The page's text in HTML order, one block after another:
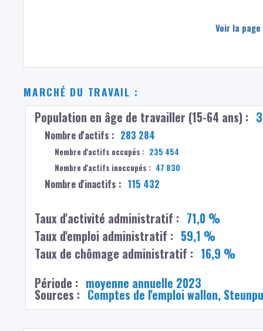
Voir la
MARCHÉ DU TRAVAIL :
Population en âge de travailler (15-64 ans) :
Nombre d'actifs : 283 284
Nombre d'actifs occupés : 235 454
Nombre d'actifs inoccupés : 47 830
Nombre d'inactifs : 115 432
Taux d'activité administratif : 71,0 %
Taux d'emploi administratif : 59,1 %
Taux de chômage administratif : 16,9 %
Période : moyenne annuelle 2023
Sources : Comptes de l'emploi wallon,